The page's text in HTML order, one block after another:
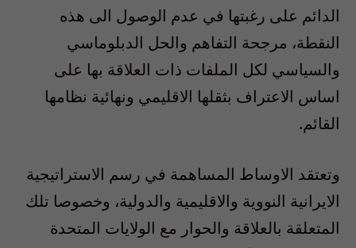
الدائم على رغبتها في عدم الوصول الى هذه
النقطة، مرجحة التفاهم والحل الدبلوماسي
والسياسي لكل الملفات ذات العلاقة بها على
اساس الاعتراف بثقلها الاقليمي ونهائية نظامها
القائم.
وتعتقد الاوساط المساهمة في رسم الاستراتيجية
الايرانية النووية والاقليمية والدولية، وخصوصا تلك
المتعلقة بالعلاقة والحوار مع الولايات المتحدة